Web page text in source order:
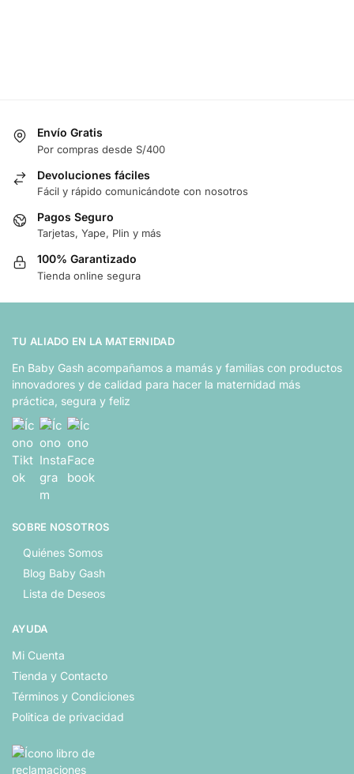
Envío Gratis
Por compras desde S/400
Devoluciones fáciles
Fácil y rápido comunicándote con nosotros
Pagos Seguro
Tarjetas, Yape, Plin y más
100% Garantizado
Tienda online segura
TU ALIADO EN LA MATERNIDAD
En Baby Gash acompañamos a mamás y familias con productos
innovadores y de calidad para hacer la maternidad más
práctica, segura y feliz
SOBRE NOSOTROS
Quiénes Somos
Blog Baby Gash
Lista de Deseos
AYUDA
Mi Cuenta
Tienda y Contacto
Términos y Condiciones
Politica de privacidad